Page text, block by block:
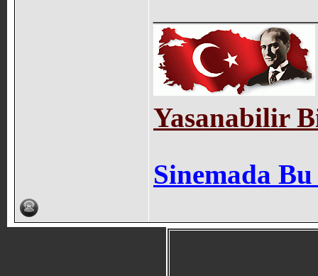
Yasanabilir
Sinemada